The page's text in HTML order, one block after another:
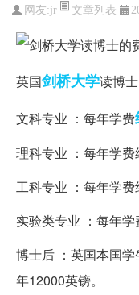
网友:jr 文章列表
英国剑桥大学读博
文科专业 ：每年学费
理科专业 ：每年学费
工科专业 ：每年学费
实验类专业 ：每年学
博士后 ：英国本国
年12000英镑。